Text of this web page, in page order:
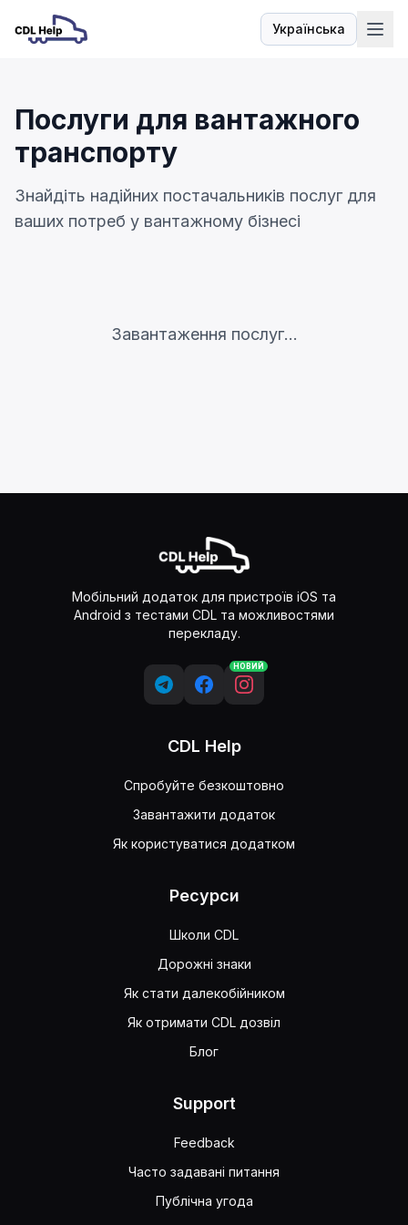
Українська
Мова
Послуги для вантажного
транспорту
Знайдіть надійних постачальників послуг для
ваших потреб у вантажному бізнесі
Завантаження послуг...
Мобільний додаток для пристроїв iOS та
Android з тестами CDL та можливостями
перекладу.
НОВИЙ
CDL Help
Спробуйте безкоштовно
Завантажити додаток
Як користуватися додатком
Ресурси
Школи CDL
Дорожні знаки
Як стати далекобійником
Як отримати CDL дозвіл
Блог
Support
Feedback
Часто задавані питання
Публічна угода